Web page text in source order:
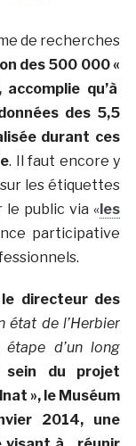
de recherches
des 500 000 «
qu’à
des 5,5
durant ces
. Il faut encore y
les étiquettes
public via « les
participative
le directeur des
état de l’Herbier
d’un long
sein du projet
», le Muséum
2014, une